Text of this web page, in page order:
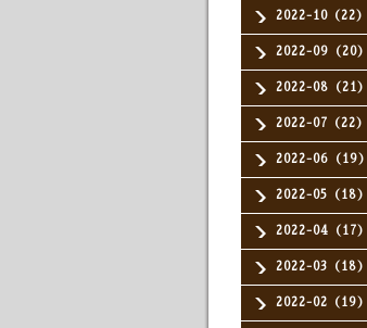
2022-10（22）
2022-09（20）
2022-08（21）
2022-07（22）
2022-06（19）
2022-05（18）
2022-04（17）
2022-03（18）
2022-02（19）